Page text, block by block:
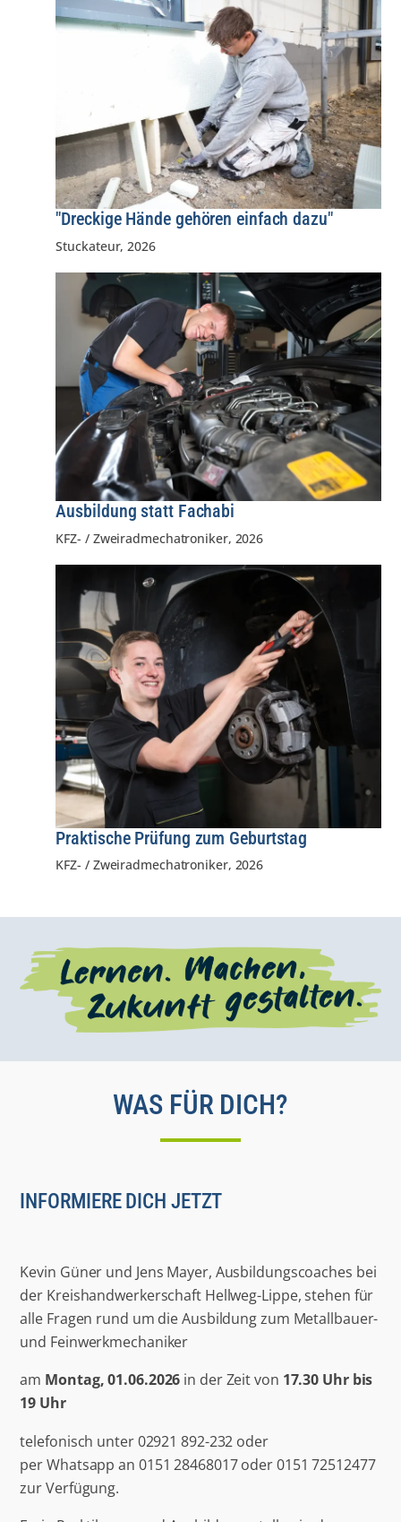
"Dreckige Hände gehören einfach dazu"
Stuckateur,2026
Ausbildung statt Fachabi
KFZ- / Zweiradmechatroniker, 2026
Praktische Prüfung zum Geburtstag
KFZ- / Zweiradmechatroniker, 2026
WAS FÜR DICH?
INFORMIERE DICH JETZT
Kevin Güner und Jens Mayer, Ausbildungscoaches bei
der Kreishandwerkerschaft Hellweg-Lippe, stehen für
alle Fragen rund um die Ausbildung zum Metallbauer-
und Feinwerkmechaniker
am Montag, 01.06.2026 in der Zeit von 17.30 Uhr bis
19 Uhr
telefonisch unter 02921 892-232 oder
per Whatsapp an 0151 28468017 oder 0151 72512477
zur Verfügung.